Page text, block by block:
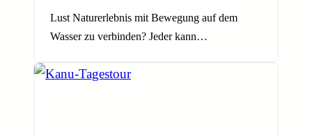
Lust Naturerlebnis mit Bewegung auf dem
Wasser zu verbinden? Jeder kann…